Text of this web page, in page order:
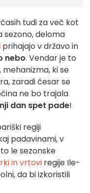
tudi za več kot
sezono, deloma
prihajajo v državo in
nebo. Vendar je to
, mehanizma, ki se
zaradi česar se
ne bo trajala
dan spet pade!
regiji
padavinami, v
le sezonske
in vrtovi regije Ile-
da bi izkoristili